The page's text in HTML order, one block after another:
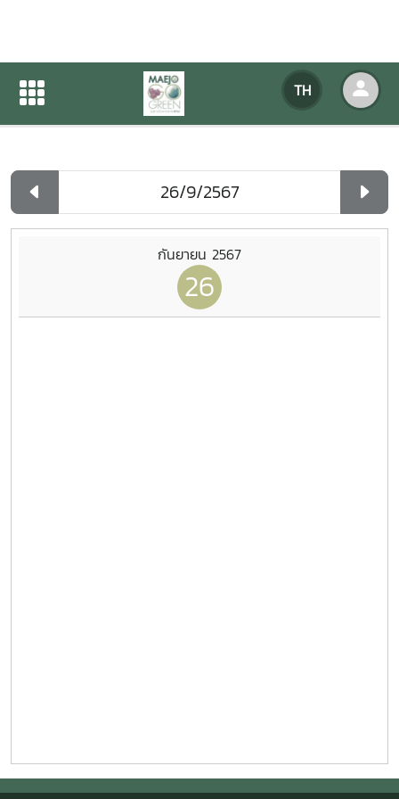
TH
ปฏิทินกิจกรรมของหน่วยงาน
ปฏิทินกิจกรรมของหน่วยงาน
กันยายน 2567
26